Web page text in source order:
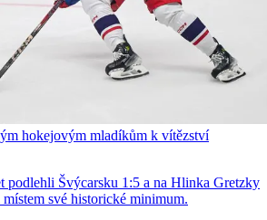
hokejovým mladíkům k vítězství
podlehli Švýcarsku 1:5 a na Hlinka Gretzky
své historické minimum.